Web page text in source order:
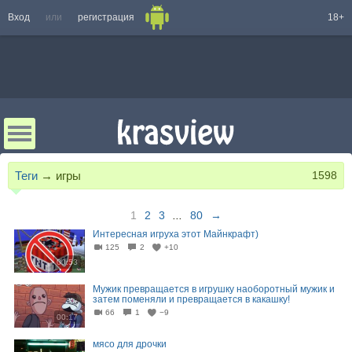
Вход или регистрация 18+
Теги → игры 1598
1 2 3 80 →
00:53
Интересная игруха этот Майнкрафт)
125 2 +10
00:17
Мужик превращается в игрушку наоборотный мужик и
затем поменяли и превращается в какашку!
66 1 −9
мясо для дрочки